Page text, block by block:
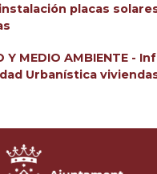
placas
Y MEDIO AMBIENTE -
Urbanística